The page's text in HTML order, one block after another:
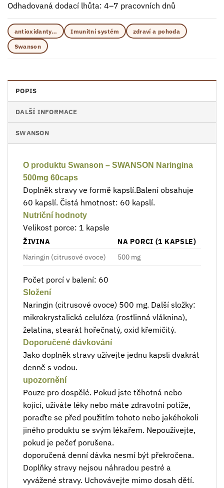
Odhadovaná dodací lhůta: 4–7 pracovních dnů
antioxidanty… Imunitní systém
zdraví a pohoda
Swanson
POPIS
DALŠÍ INFORMACE
SWANSON
O produktu Swanson – SWANSON Naringina
500mg 60caps
Doplněk stravy ve formě kapslí.Balení obsahuje
60 kapslí. Čistá hmotnost: 60 kapslí.
Nutriční hodnoty
Velikost porce: 1 kapsle
ŽIVINA
NA PORCI (1 KAPSLE)
Naringin (citrusové ovoce)
500 mg
Počet porcí v balení: 60
Složení
Naringin (citrusové ovoce) 500 mg. Další složky:
mikrokrystalická celulóza (rostlinná vláknina),
želatina, stearát hořečnatý, oxid křemičitý.
Doporučené dávkování
Jako doplněk stravy užívejte jednu kapsli dvakrát
denně s vodou.
upozornění
Pouze pro dospělé. Pokud jste těhotná nebo
kojící, užíváte léky nebo máte zdravotní potíže,
poraďte se před použitím tohoto nebo jakéhokoli
jiného produktu se svým lékařem. Nepoužívejte,
pokud je pečeť porušena.
doporučená denní dávka nesmí být překročena.
Doplňky stravy nejsou náhradou pestré a
vyvážené stravy. Uchovávejte mimo dosah dětí.